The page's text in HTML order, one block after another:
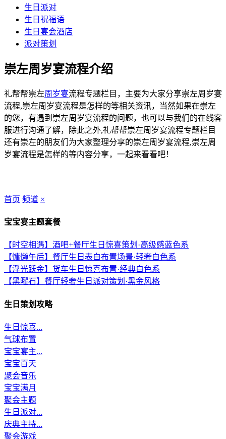
生日派对
生日祝福语
生日宴会酒店
派对策划
崇左周岁宴流程介绍
礼帮帮崇左周岁宴流程专题栏目，主要为大家分享崇左周岁宴
流程,崇左周岁宴流程是怎样的等相关资讯，当然如果在崇左
的您，有遇到崇左周岁宴流程的问题，也可以与我们的在线客
服进行沟通了解，除此之外,礼帮帮崇左周岁宴流程专题栏目
还有崇左的朋友们为大家整理分享的崇左周岁宴流程,崇左周
岁宴流程是怎样的等内容分享，一起来看看吧！
首页 频道 ×
宝宝宴主题套餐
【时空相遇】酒吧+餐厅生日惊喜策划·高级感蓝色系
【慵懒午后】餐厅生日表白布置场景·轻奢白色系
【浮光跃金】货车生日惊喜布置·经典白色系
【黑曜石】餐厅轻奢生日派对策划·黑金风格
生日策划攻略
生日惊喜...
气球布置
宝宝宴主...
宝宝百天
聚会音乐
宝宝满月
聚会主题
生日派对...
庆典主持...
聚会游戏